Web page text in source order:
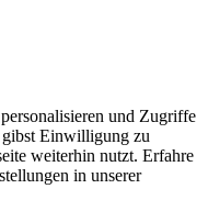
und Zugriffe
gibst Einwilligung zu
weiterhin nutzt. Erfahre
in unserer